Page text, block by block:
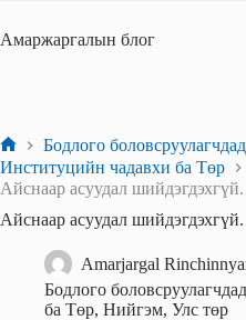
content
Амаржаргалын блог
Home
Бодлого боловсруулагчдад
Институцийн чадавхи ба Төр
Айснаар асуудал шийдэгдэхгүй.
Айснаар асуудал шийдэгдэхгүй.
Amarjargal
Бодлого боловсруулагчдад
ба Төр, Нийгэм, Улс төр